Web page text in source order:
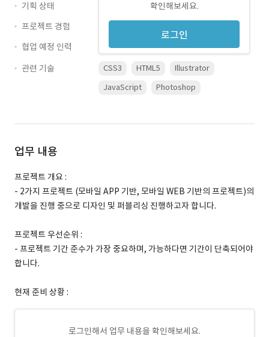
확인해보세요.
로그인
기획 상태
프로젝트 경험
협업 예정 인력
관련 기술
CSS3 HTML5
Illustrator
JavaScript
Photoshop
업무 내용
프로젝트 개요 :
- 2가지 프로젝트 (모바일 APP 기반, 모바일 WEB 기반의 프로젝트)의
개발을 진행 중으로 디자인 및 퍼블리싱 진행하고자 합니다.
프로젝트 우선순위 :
- 프로젝트 기간 준수가 가장 중요하며, 가능하다면 기간이 단축되어야
합니다.
현재 준비 상황 :
로그인해서 업무 내용을 확인해보세요.